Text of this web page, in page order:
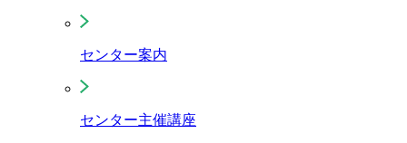
センター案内
センター主催講座